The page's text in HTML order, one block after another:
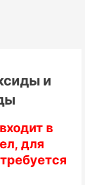
и
в
для